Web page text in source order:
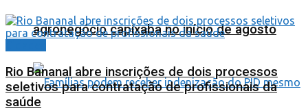
agronegócio capixaba no início de agosto
Rio Bananal abre inscrições de dois processos
seletivos para contratação de profissionais da
saúde